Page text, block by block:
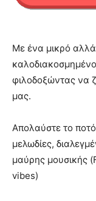
xxx
teaches
the
meaning
of
pornhun
hd
porn
Με ένα μικρό αλλά
φιλοδοξώντας να
μας.
Απολαύστε το
μελωδίες,
μαύρης μουσικής
vibes)